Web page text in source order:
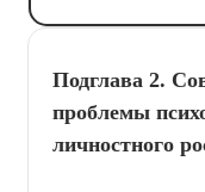
Подглава 2.
проблемы
личностного